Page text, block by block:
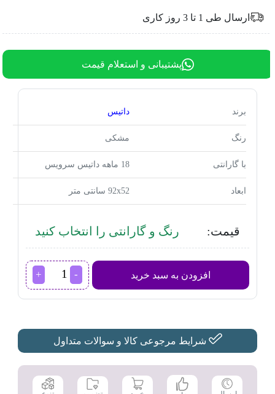
ارسال طی 1 تا 3 روز کاری
پشتیبانی و استعلام قیمت
برند داتیس
رنگ مشکی
با گارانتی 18 ماهه داتیس سرویس
ابعاد 92x52 سانتی متر
قیمت: رنگ و گارانتی را انتخاب کنید
افزودن به سبد خرید
اجاق
گاز
عدد
شرایط مرجوعی کالا و سوالات متداول